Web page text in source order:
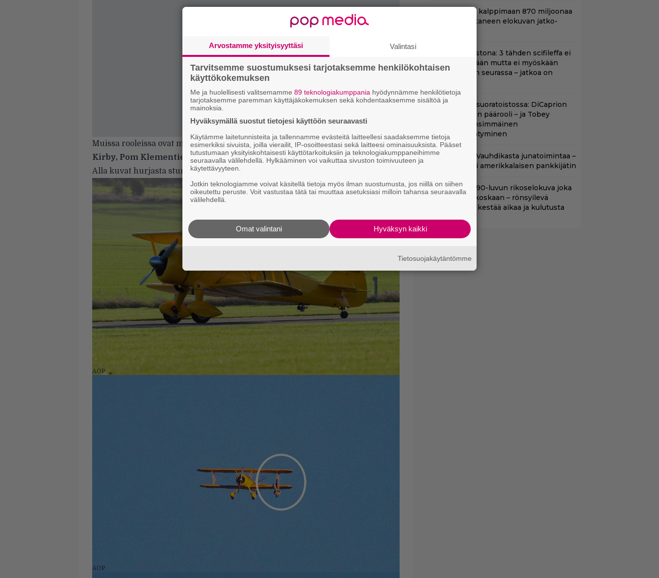
Muissa rooleissa ovat muun muassaRebecca Ferguson, Cary Elwes, Vanessa
Kirby, Pom Klementieff, Hayley Atwell, Simon PeggjaVing Rhames.
Alla kuvat hurjasta stuntista.
AOP
AOP
Ohjaaja lähti kalppimaan 870 miljoonaa
dollaria tuottaneen elokuvan jatko-
Nyt suoratoistona: 3 tähden scifileffa ei
ylitä edeltäjiään mutta ei myöskään
häpeä niiden seurassa – jatkoa on
Huippuleffa suoratoistossa: DiCaprion
ensimmäinen päärooli – ja Tobey
Maguiren ensimmäinen
elokuvaesiintyminen
Illalla tv:ssä: Vauhdikasta junatoimintaa –
leffa suututti amerikkalaisen pankkijätin
Illalla tv:ssä: 90-luvun rikoselokuva joka
ei vanhene koskaan – rönsyilevä
mestariteos kestää aikaa ja kulutusta
Arvostamme yksityisyyttäsi Valintasi
Tarvitsemme suostumuksesi tarjotaksemme henkilökohtaisen
käyttökokemuksen
Me ja huolellisesti valitsemamme 89 teknologiakumppania hyödynnämme henkilötietoja
tarjotaksemme paremman käyttäjäkokemuksen sekä kohdentaaksemme sisältöä ja
mainoksia.
Hyväksymällä suostut tietojesi käyttöön seuraavasti
Käytämme laitetunnisteita ja tallennamme evästeitä laitteellesi saadaksemme tietoja
esimerkiksi sivuista, joilla vierailit, IP-osoitteestasi sekä laitteesi ominaisuuksista. Pääset
tutustumaan yksityiskohtaisesti käyttötarkoituksiin ja teknologiakumppaneihimme
seuraavalla välilehdellä. Hylkääminen voi vaikuttaa sivuston toimivuuteen ja
käytettävyyteen.
Jotkin teknologiamme voivat käsitellä tietoja myös ilman suostumusta, jos niillä on siihen
oikeutettu peruste. Voit vastustaa tätä tai muuttaa asetuksiasi milloin tahansa seuraavalla
välilehdellä.
Hyväksyn kaikki
Omat valintani
Tietosuojakäytäntömme